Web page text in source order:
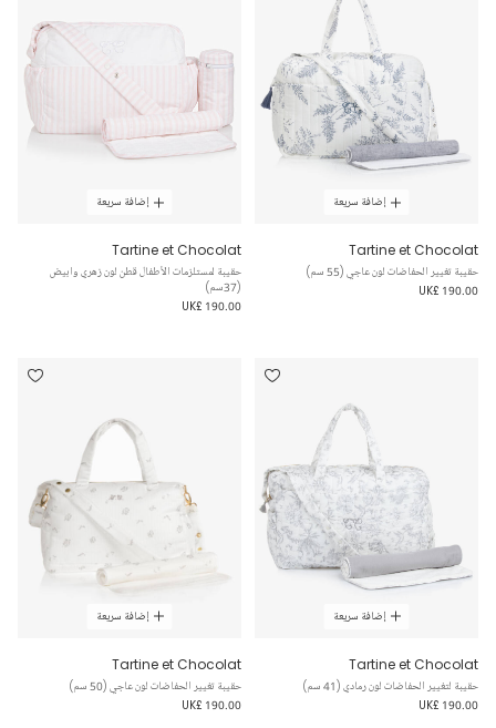
إضافة سريعة
Tartine et Chocolat
حقيبة تغيير الحفاضات لون عاجي (55 سم)
UK£ 190.00
إضافة سريعة
Tartine et Chocolat
حقيبة لمستلزمات الأطفال قطن لون زهري وابيض
(37سم)
UK£ 190.00
إضافة سريعة
Tartine et Chocolat
حقيبة لتغيير الحفاضات لون رمادي (41 سم)
UK£ 190.00
إضافة سريعة
Tartine et Chocolat
حقيبة تغيير الحفاضات لون عاجي (50 سم)
UK£ 190.00